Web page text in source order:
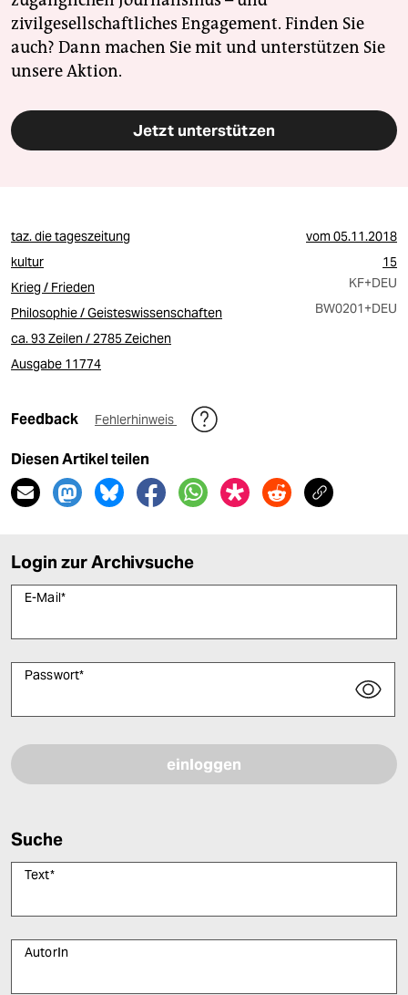
zivilgesellschaftliches Engagement. Finden Sie
auch? Dann machen Sie mit und unterstützen Sie
unsere Aktion.
Jetzt unterstützen
taz. die tageszeitung vom05.11.2018
kultur
15
Krieg / Frieden
KF+DEU
Philosophie / Geisteswissenschaften
BW0201+DEU
ca. 93 Zeilen / 2785 Zeichen
Ausgabe 11774
Feedback Fehlerhinweis
Diesen Artikel teilen
Login zur Archivsuche
E-Mail*
Passwort*
Suche
Text*
AutorIn